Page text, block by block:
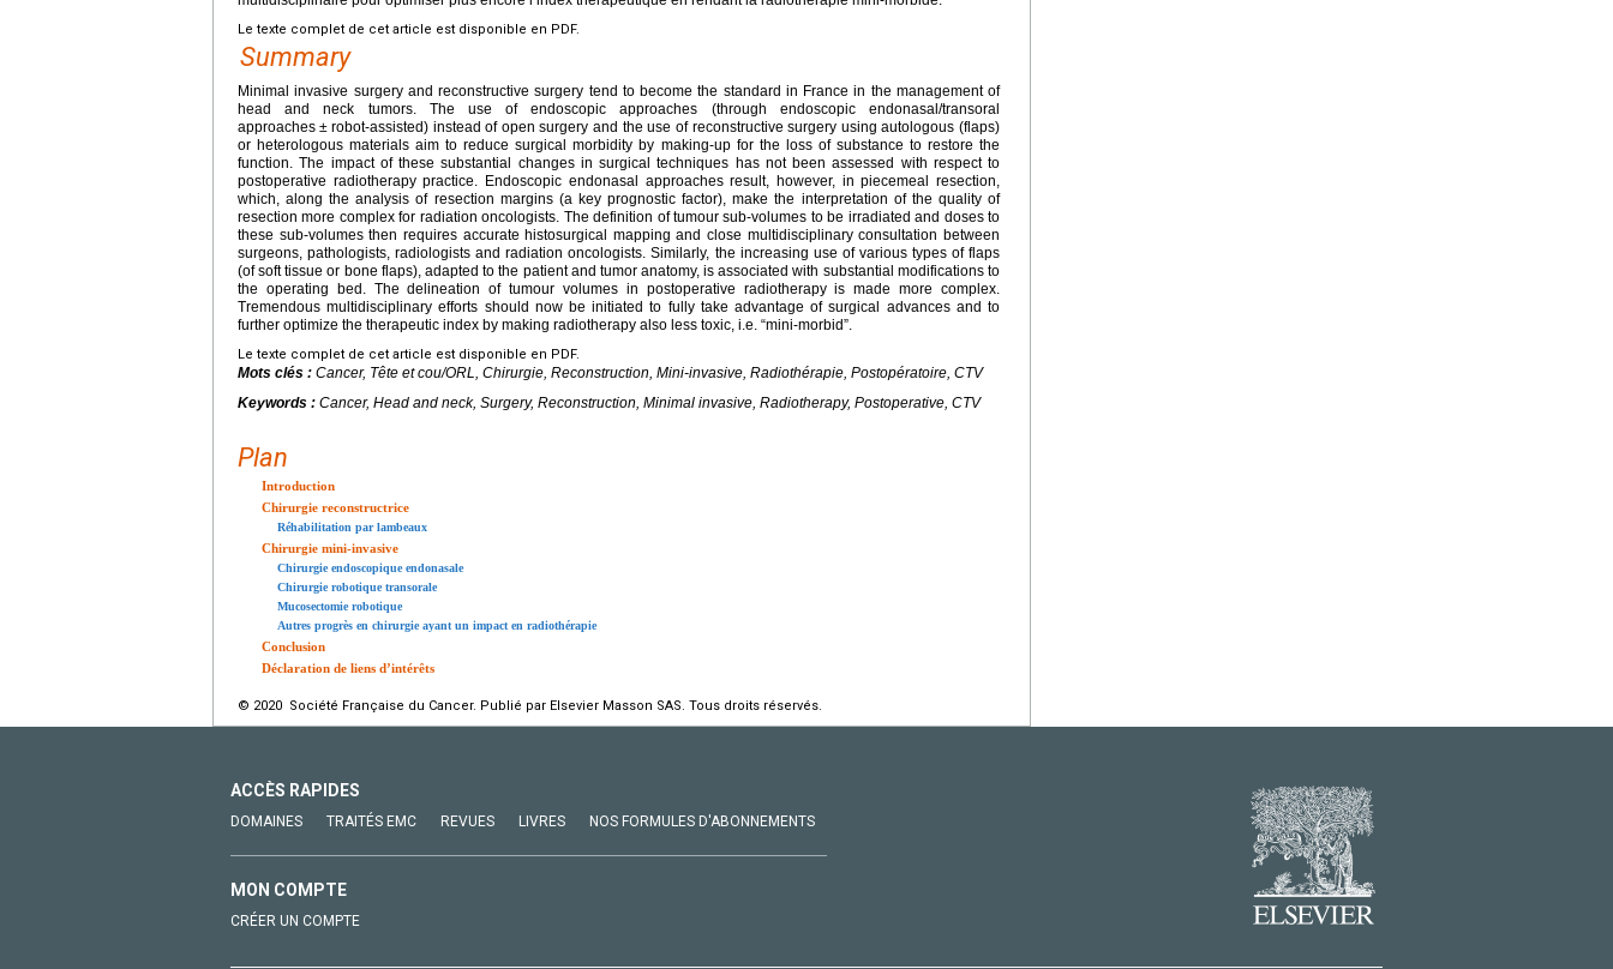
Le texte complet de cet article est disponible en PDF.
Summary
Minimal invasive surgery and reconstructive surgery tend to become the standard in France in the management of
head and neck tumors. The use of endoscopic approaches (through endoscopic endonasal/transoral
approaches ± robot-assisted) instead of open surgery and the use of reconstructive surgery using autologous (flaps)
or heterologous materials aim to reduce surgical morbidity by making-up for the loss of substance to restore the
function. The impact of these substantial changes in surgical techniques has not been assessed with respect to
postoperative radiotherapy practice. Endoscopic endonasal approaches result, however, in piecemeal resection,
which, along the analysis of resection margins (a key prognostic factor), make the interpretation of the quality of
resection more complex for radiation oncologists. The definition of tumour sub-volumes to be irradiated and doses to
these sub-volumes then requires accurate histosurgical mapping and close multidisciplinary consultation between
surgeons, pathologists, radiologists and radiation oncologists. Similarly, the increasing use of various types of flaps
(of soft tissue or bone flaps), adapted to the patient and tumor anatomy, is associated with substantial modifications to
the operating bed. The delineation of tumour volumes in postoperative radiotherapy is made more complex.
Tremendous multidisciplinary efforts should now be initiated to fully take advantage of surgical advances and to
further optimize the therapeutic index by making radiotherapy also less toxic, i.e. “mini-morbid”.
Le texte complet de cet article est disponible en PDF.
Mots clés : Cancer, Tête et cou/ORL, Chirurgie, Reconstruction, Mini-invasive, Radiothérapie, Postopératoire, CTV
Keywords : Cancer, Head and neck, Surgery, Reconstruction, Minimal invasive, Radiotherapy, Postoperative, CTV
Plan
Introduction
Chirurgie reconstructrice
Réhabilitation par lambeaux
Chirurgie mini-invasive
Chirurgie endoscopique endonasale
Chirurgie robotique transorale
Mucosectomie robotique
Autres progrès en chirurgie ayant un impact en radiothérapie
Conclusion
Déclaration de liens d’intérêts
© 2020 Société Française du Cancer. Publié par Elsevier Masson SAS. Tous droits réservés.
ACCÈS RAPIDES
DOMAINES TRAITÉS EMC REVUES LIVRES NOS FORMULES D'ABONNEMENTS
MON COMPTE
CRÉER UN COMPTE